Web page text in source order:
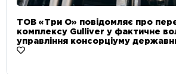
ТОВ «Три О» повідомляє про
комплексу Gulliver у фактичне
управління консорціуму